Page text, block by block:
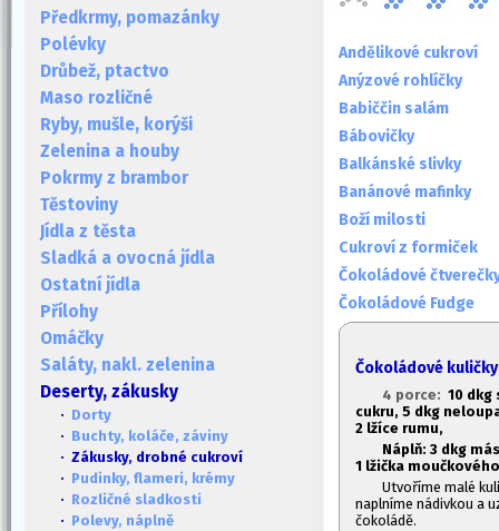
Předkrmy, pomazánky
Polévky
Drůbež, ptactvo
Maso rozličné
Ryby, mušle, korýši
Zelenina a houby
Pokrmy z brambor
Těstoviny
Jídla z těsta
Sladká a ovocná jídla
Ostatní jídla
Přílohy
Omáčky
Saláty, nakl. zelenina
Deserty, zákusky
· Dorty
· Buchty, koláče, záviny
· Zákusky, drobné cukroví
· Pudinky, flameri, krémy
· Rozličné sladkosti
· Polevy, náplně
Andělikové cukroví
Anýzové rohlíčky
Babiččin salám
Bábovičky
Balkánské slivky
Banánové mafinky
Boží milosti
Cukroví z formiček
Čokoládové
Čokoládové Fudge
Čokoládové
4 porce: 10 dkg
cukru, 5 dkg
2 lžíce rumu,
Náplň: 3 dkg
1 lžička
Utvoříme malé
naplníme nádivkou a
čokoládě.